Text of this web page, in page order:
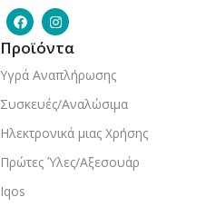
Προϊόντα
Υγρά Αναπλήρωσης
Συσκευές/Αναλώσιμα
Ηλεκτρονικά μιας Χρήσης
Πρώτες Ύλες/Αξεσουάρ
Iqos